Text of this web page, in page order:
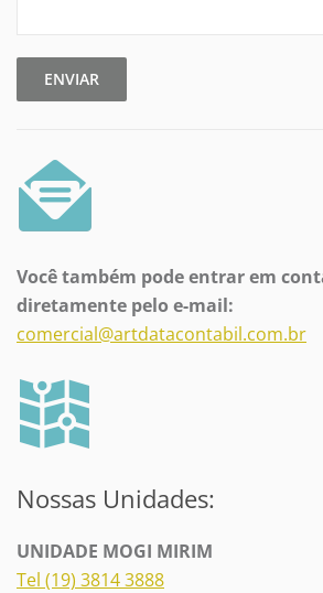
ENVIAR
Você também pode entrar em
diretamente pelo e-mail:
comercial@artdatacontabil.com.br
Nossas Unidades:
UNIDADE MOGI MIRIM
Tel (19) 3814 3888